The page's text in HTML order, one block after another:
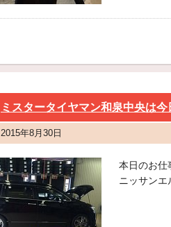
ミスタータイヤマン和泉中央は今
2015年8月30日
本日のお仕
ニッサンエ